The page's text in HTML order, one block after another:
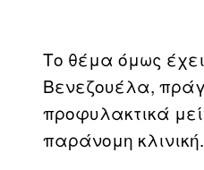
Το θέμα όμως
Βενεζουέλα,
προφυλακτικά
παράνομη κλινική.